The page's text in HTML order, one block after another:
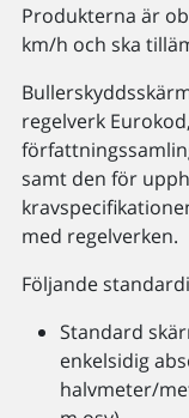
Produkterna är
km/h och ska
regelverk
samt den för
med regelverken.
Följande
Standard
enkelsidig
halvmeter/